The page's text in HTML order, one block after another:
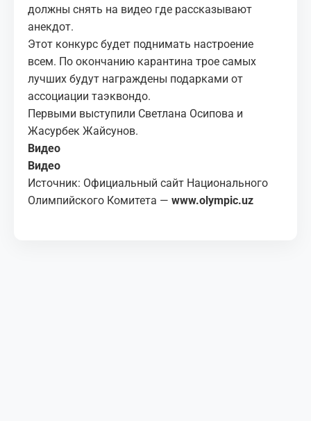
должны снять на видео где рассказывают
анекдот.
Этот конкурс будет поднимать настроение
всем. По окончанию карантина трое самых
лучших будут награждены подарками от
ассоциации таэквондо.
Первыми выступили Светлана Осипова и
Жасурбек Жайсунов.
Видео
Видео
Источник: Официальный сайт Национального
Олимпийского Комитета — www.olympic.uz